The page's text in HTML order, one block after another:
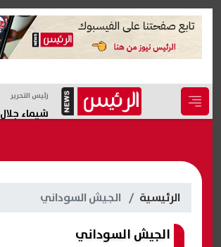
رئيس التحرير
شيماء جلال
الرئيسية الجيش السوداني
الجيش السوداني